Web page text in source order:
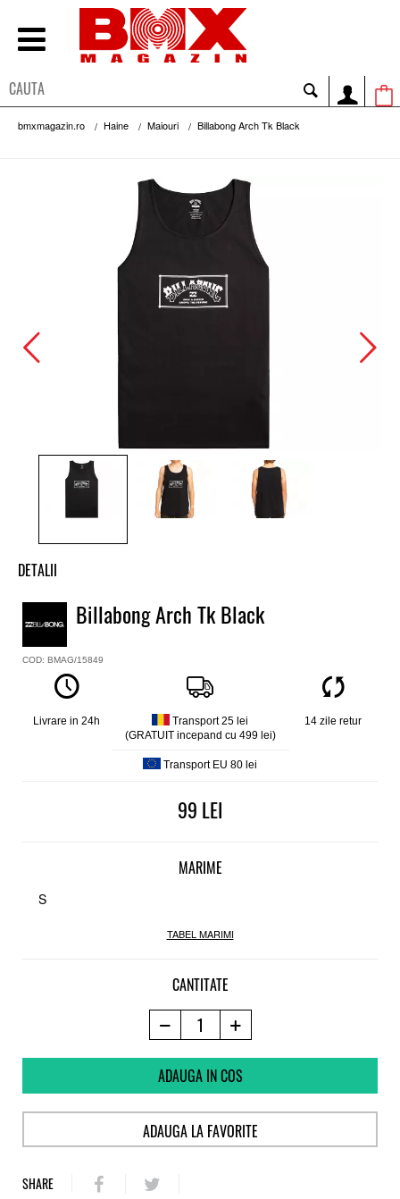
bmxmagazin.ro Haine Maiouri Billabong Arch Tk Black
DETALII
Maieu baieti Billabong
Model
Arch Tank
Culoare
Material
Bumbac [160 g/m2]
Billabong Arch Tk Black
COD: BMAG/15849
Livrare in 24h
Transport 25 lei
(GRATUIT incepand cu 499 lei)
Transport EU 80 lei
14 zile retur
99
MARIME
S
TABEL MARIMI
CANTITATE
ADAUGA IN COS
ADAUGA LA FAVORITE
SHARE